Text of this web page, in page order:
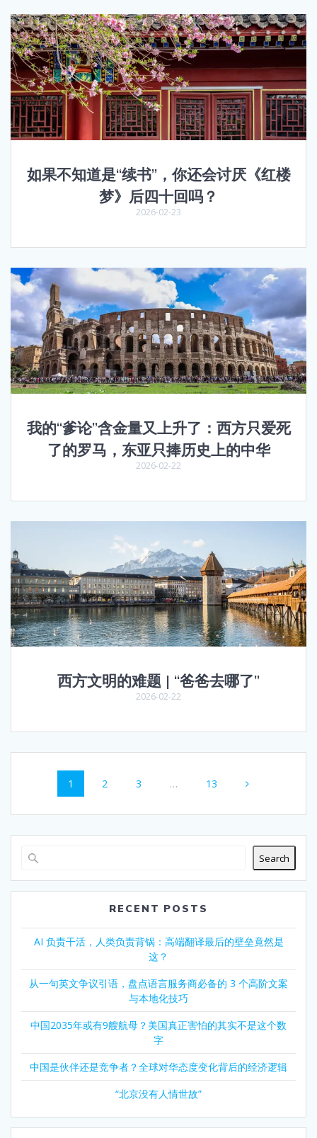
如果不知道是“续书”，你还会讨厌《红楼
梦》后四十回吗？
2026-02-23
我的“爹论”含金量又上升了：西方只爱死
了的罗马，东亚只捧历史上的中华
2026-02-22
西方文明的难题 | “爸爸去哪了”
2026-02-22
Posts
navigation
Page
1 Page
2 Page
3 … Page
13
Search
RECENT POSTS
AI 负责干活，人类负责背锅：高端翻译最后的壁垒竟然是
这？
从一句英文争议引语，盘点语言服务商必备的 3 个高阶文案
与本地化技巧
中国2035年或有9艘航母？美国真正害怕的其实不是这个数
字
中国是伙伴还是竞争者？全球对华态度变化背后的经济逻辑
“北京没有人情世故”